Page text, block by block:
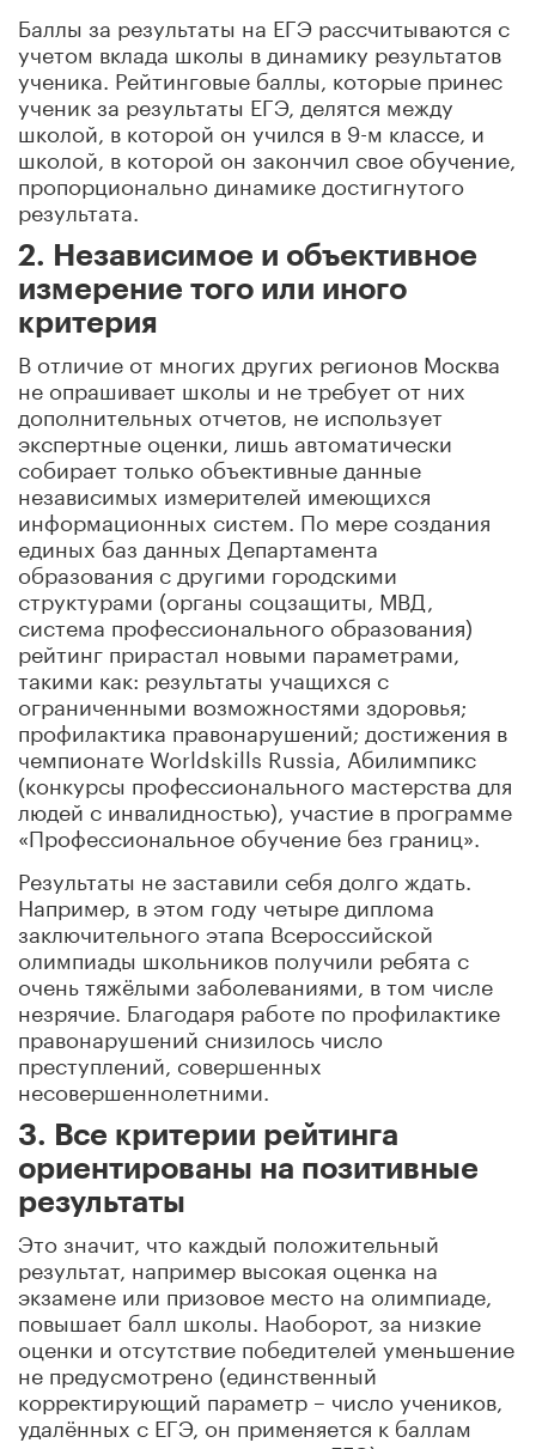
Баллы за результаты на ЕГЭ рассчитываются с
учетом вклада школы в динамику результатов
ученика. Рейтинговые баллы, которые принес
ученик за результаты ЕГЭ, делятся между
школой, в которой он учился в 9-м классе, и
школой, в которой он закончил свое обучение,
пропорционально динамике достигнутого
результата.
2. Независимое и объективное
измерение того или иного
критерия
В отличие от многих других регионов Москва
не опрашивает школы и не требует от них
дополнительных отчетов, не использует
экспертные оценки, лишь автоматически
собирает только объективные данные
независимых измерителей имеющихся
информационных систем. По мере создания
единых баз данных Департамента
образования с другими городскими
структурами (органы соцзащиты, МВД,
система профессионального образования)
рейтинг прирастал новыми параметрами,
такими как: результаты учащихся с
ограниченными возможностями здоровья;
профилактика правонарушений; достижения в
чемпионате Worldskills Russia, Абилимпикс
(конкурсы профессионального мастерства для
людей с инвалидностью), участие в программе
«Профессиональное обучение без границ».
Результаты не заставили себя долго ждать.
Например, в этом году четыре диплома
заключительного этапа Всероссийской
олимпиады школьников получили ребята с
очень тяжёлыми заболеваниями, в том числе
незрячие. Благодаря работе по профилактике
правонарушений снизилось число
преступлений, совершенных
несовершеннолетними.
3. Все критерии рейтинга
ориентированы на позитивные
результаты
Это значит, что каждый положительный
результат, например высокая оценка на
экзамене или призовое место на олимпиаде,
повышает балл школы. Наоборот, за низкие
оценки и отсутствие победителей уменьшение
не предусмотрено (единственный
корректирующий параметр – число учеников,
удалённых с ЕГЭ, он применяется к баллам